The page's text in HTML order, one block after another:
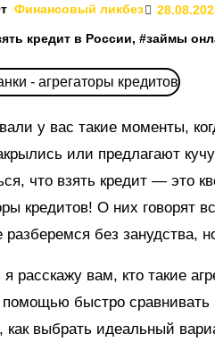
Финансовый ликбез
кредит в России, #займы
у вас такие моменты,
или предлагают
что взять кредит — это
кредитов! О них говорят
разберемся без занудства,
я расскажу вам, кто такие
помощью быстро
как выбрать идеальный